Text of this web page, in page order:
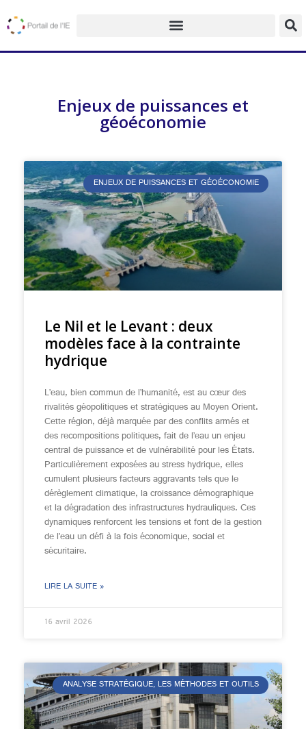
Enjeux de puissances et
géoéconomie
ENJEUX DE PUISSANCES ET GÉOÉCONOMIE
Le Nil et le Levant : deux
modèles face à la contrainte
hydrique
L’eau, bien commun de l’humanité, est au cœur des
rivalités géopolitiques et stratégiques au Moyen Orient.
Cette région, déjà marquée par des conflits armés et
des recompositions politiques, fait de l’eau un enjeu
central de puissance et de vulnérabilité pour les États.
Particulièrement exposées au stress hydrique, elles
cumulent plusieurs facteurs aggravants tels que le
dérèglement climatique, la croissance démographique
et la dégradation des infrastructures hydrauliques. Ces
dynamiques renforcent les tensions et font de la gestion
de l’eau un défi à la fois économique, social et
sécuritaire.
LIRE LA SUITE »
16 avril 2026
ANALYSE STRATÉGIQUE, LES MÉTHODES ET OUTILS